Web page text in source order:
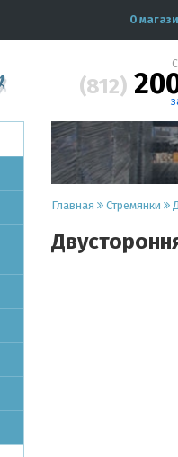
О
(812)
Главная Стремянки